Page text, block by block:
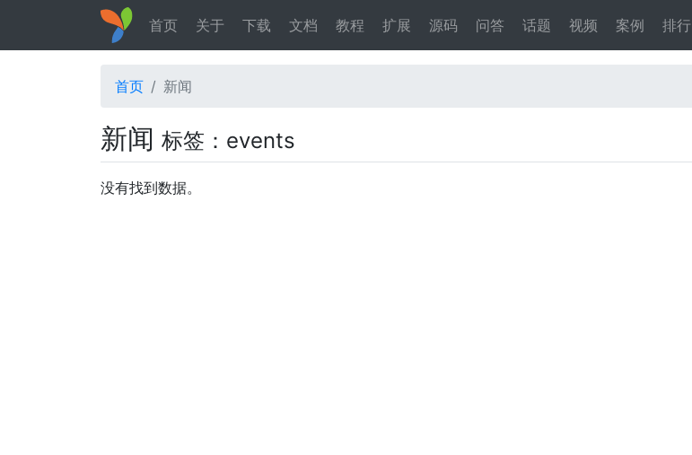
首页 关于 下载 文档 教程 扩展 源码 问答 话题 视频 案例 排行
首页 新闻
新闻 标签：events
没有找到数据。